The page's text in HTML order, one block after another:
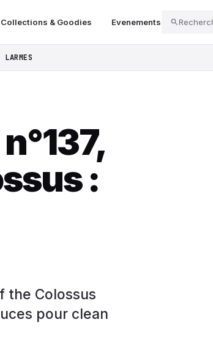
Collections & Goodies Evenements RC &
:
the Colossus
pour clean